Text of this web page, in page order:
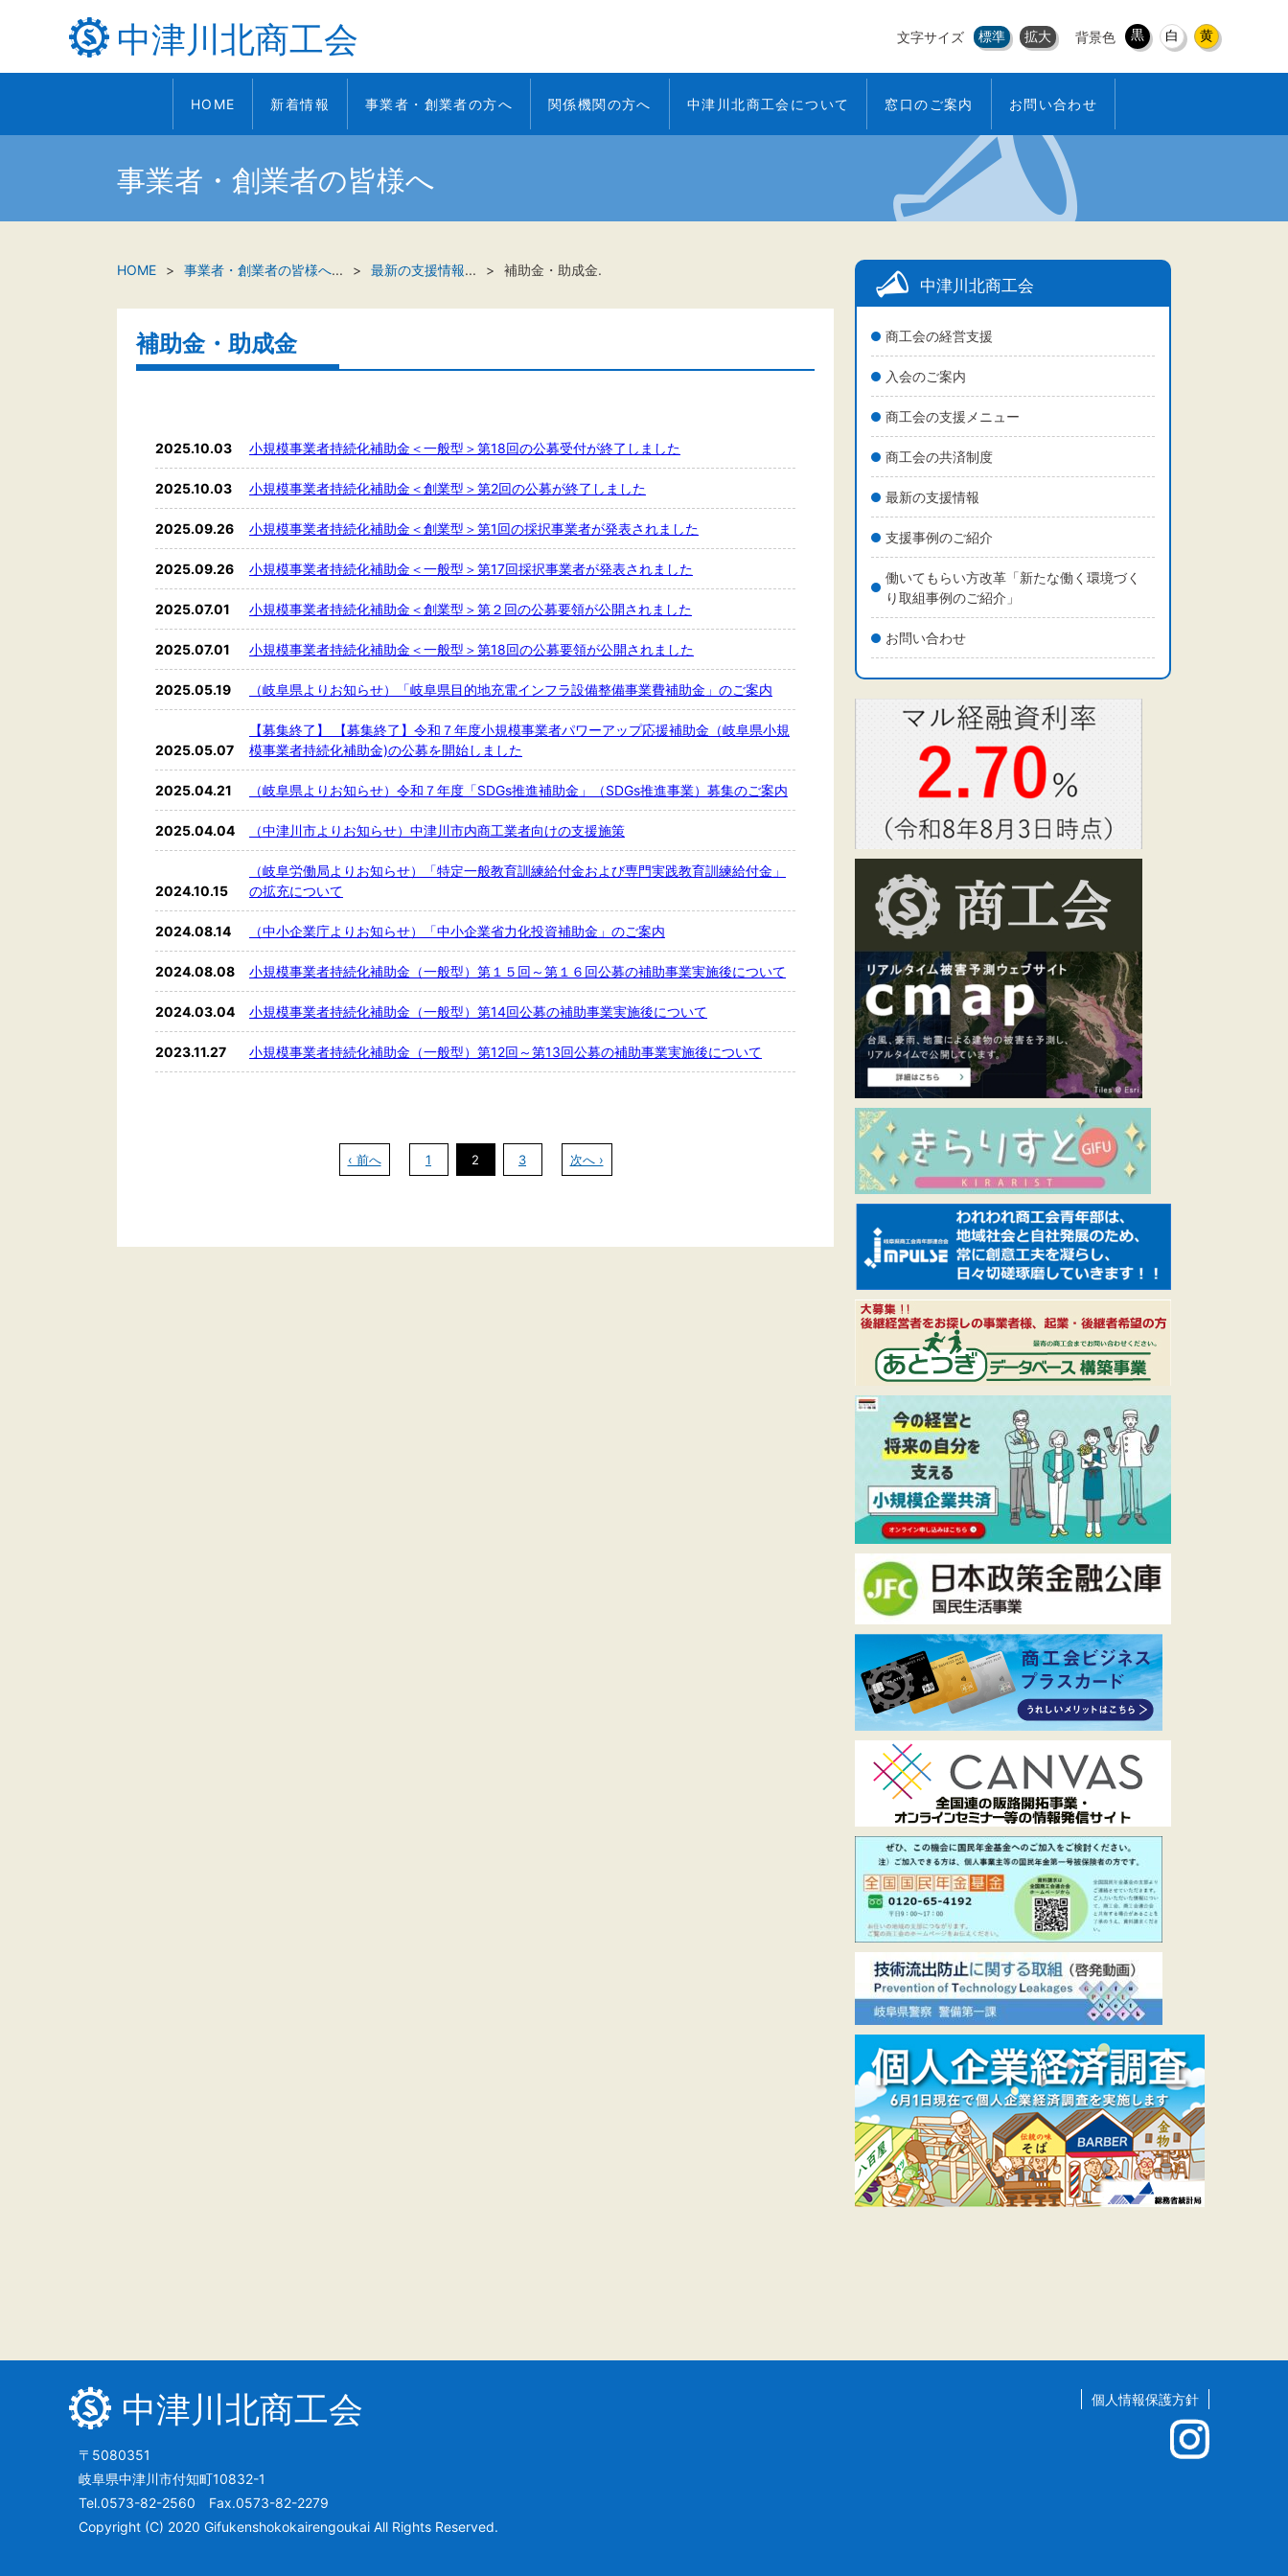
中津川北商工会 文字サイズ 標準 拡大 背景色 黒 白 黄
HOME 新着情報 事業者・創業者の方へ 関係機関の方へ 中津川北商工会について 窓口のご案内 お問い合わせ
事業者・創業者の皆様へ
中津川北商工会
商工会の経営支援
入会のご案内
商工会の支援メニュー
商工会の共済制度
最新の支援情報
支援事例のご紹介
働いてもらい方改革「新たな働く環境づく
り取組事例のご紹介」
お問い合わせ
HOME 事業者・創業者の皆様へ... 最新の支援情報... 補助金・助成金.
補助金・助成金
2025.10.03 小規模事業者持続化補助金＜一般型＞第18回の公募受付が終了しました
2025.10.03 小規模事業者持続化補助金＜創業型＞第2回の公募が終了しました
2025.09.26 小規模事業者持続化補助金＜創業型＞第1回の採択事業者が発表されました
2025.09.26 小規模事業者持続化補助金＜一般型＞第17回採択事業者が発表されました
2025.07.01 小規模事業者持続化補助金＜創業型＞第２回の公募要領が公開されました
2025.07.01 小規模事業者持続化補助金＜一般型＞第18回の公募要領が公開されました
2025.05.19 （岐阜県よりお知らせ）「岐阜県目的地充電インフラ設備整備事業費補助金」のご案内
2025.05.07
【募集終了】 【募集終了】令和７年度小規模事業者パワーアップ応援補助金（岐阜県小規
模事業者持続化補助金)の公募を開始しました
2025.04.21 （岐阜県よりお知らせ）令和７年度「SDGs推進補助金」（SDGs推進事業）募集のご案内
2025.04.04 （中津川市よりお知らせ）中津川市内商工業者向けの支援施策
2024.10.15
（岐阜労働局よりお知らせ）「特定一般教育訓練給付金および専門実践教育訓練給付金」
の拡充について
2024.08.14 （中小企業庁よりお知らせ）「中小企業省力化投資補助金」のご案内
2024.08.08 小規模事業者持続化補助金（一般型）第１５回～第１６回公募の補助事業実施後について
2024.03.04 小規模事業者持続化補助金（一般型）第14回公募の補助事業実施後について
2023.11.27 小規模事業者持続化補助金（一般型）第12回～第13回公募の補助事業実施後について
‹ 前へ 1 2 3 次へ ›
中津川北商工会
〒5080351
岐阜県中津川市付知町10832-1
Tel.0573-82-2560 Fax.0573-82-2279
Copyright (C) 2020 Gifukenshokokairengoukai All Rights Reserved.
個人情報保護方針